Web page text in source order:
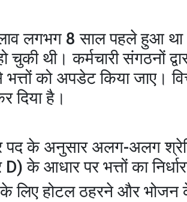
लगभग 8 साल पहले
थी। कर्मचारी संगठनों
भत्तों को अपडेट किया जाए।
दिया है।
के अनुसार अलग-अलग
आधार पर भत्तों का
लिए होटल ठहरने और भोजन